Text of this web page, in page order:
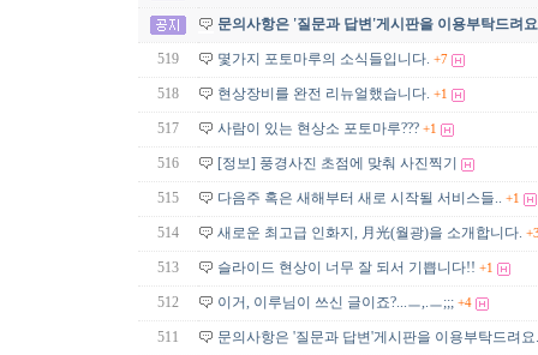
문의사항은 '질문과 답변'게시판을 이용부탁드려
519 몇가지 포토마루의 소식들입니다. +7
518 현상장비를 완전 리뉴얼했습니다. +1
517 사람이 있는 현상소 포토마루??? +1
516 [정보] 풍경사진 초점에 맞춰 사진찍기
515 다음주 혹은 새해부터 새로 시작될 서비스들.. +1
514 새로운 최고급 인화지, 月光(월광)을 소개합니다.
513 슬라이드 현상이 너무 잘 되서 기쁩니다!! +1
512 이거, 이루님이 쓰신 글이죠?...ㅡ,.ㅡ;;; +4
511 문의사항은 '질문과 답변'게시판을 이용부탁드려요.